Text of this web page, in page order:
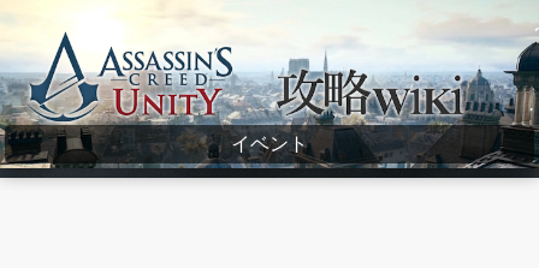
Assassin's Creed Unity Wiki
イベント